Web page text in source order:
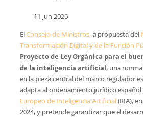
11 Jun 2026
ElConsejo de Ministros, a propuesta del
Transformación Digital y de la Función
Proyecto de Ley Orgánica para el
de la inteligencia artificial, una
en la pieza central del marco regulador
adapta al ordenamiento jurídico español
Europeo de Inteligencia Artificial(RIA),
2024, y pretende garantizar que el